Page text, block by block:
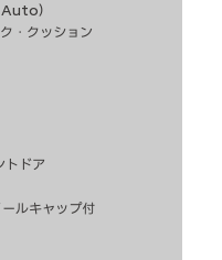
）
・クッション
トドア
ルキャップ付